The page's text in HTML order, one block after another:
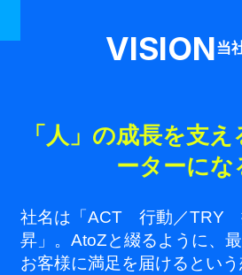
VISION当
「人」の成長を支
ーターにな
社名は「ACT 行動／TRY
昇」。AtoZと綴るように、
お客様に満足を届けるとい